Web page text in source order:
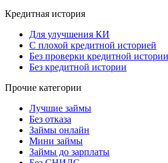
Кредитная история
Для улучшения КИ
С плохой кредитной историей
Без проверки кредитной истории
Без кредитной истории
Прочие категории
Лучшие займы
Без отказа
Займы онлайн
Мини займы
Займы до зарплаты